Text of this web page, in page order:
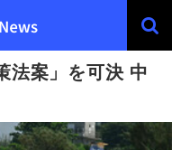
法案」を可決 中